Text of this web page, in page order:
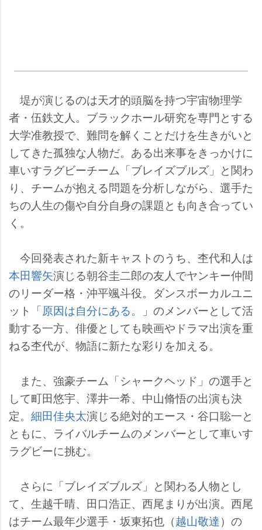
堤が演じるのは天才的頭脳を持つ宇宙物理学
者・伍鉄文人。ブラックホール研究を専門とする
大学准教授で、難問を解くことだけを生きがいと
してきた孤独な人物だ。ある出来事をきっかけに
車いすラグビーチーム「ブレイズブルズ」と関わ
り、チームが抱える問題を分析しながら、選手た
ちの人生の傷や自分自身の課題とも向き合ってい
く。
今回発表された新キャストのうち、杢代和人は
本田響矢演じる朝谷圭二郎の友人でヤンキー仲間
のリーダー格・沖平颯斗役。ダンスボーカルユニ
ット「原因は自分にある。
」のメンバーとして活
動する一方、俳優としても映画やドラマ出演を重
ねる杢代が、物語に新たな彩りを加える。
また、強豪チーム「シャークヘッド」の選手と
して町田悠宇、澤井一希、中山脩悟の出演も決
定。 細田佳央太演じる絶対的エース・谷口聡一と
ともに、ライバルチームのメンバーとして車いす
ラグビーに挑む。
さらに「ブレイズブルズ」と関わる人物とし
て、生越千晴、田口浩正、西尾まりが出演。西尾
はチーム最年少選手・坂東拓也（越山敬達）の